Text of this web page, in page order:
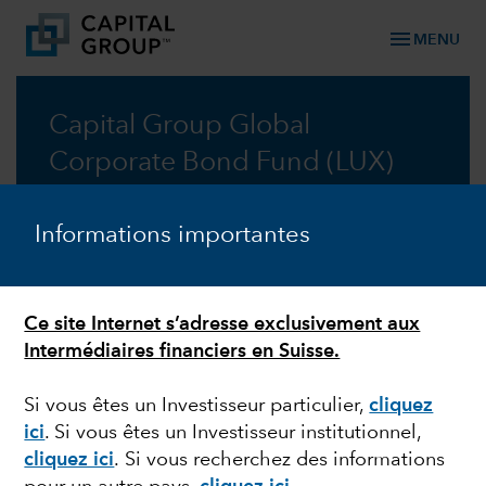
Informations importantes
Ce site Internet s’adresse exclusivement aux
Intermédiaires financiers en Suisse.
Si vous êtes un Investisseur particulier,cliquez
ici. Si vous êtes un Investisseur institutionnel,
cliquez ici. Si vous recherchez des informations
menu MENU
Capital Group Global
Corporate Bond Fund (LUX)
fondamentale au sein de l’univers des
Fiches techniques